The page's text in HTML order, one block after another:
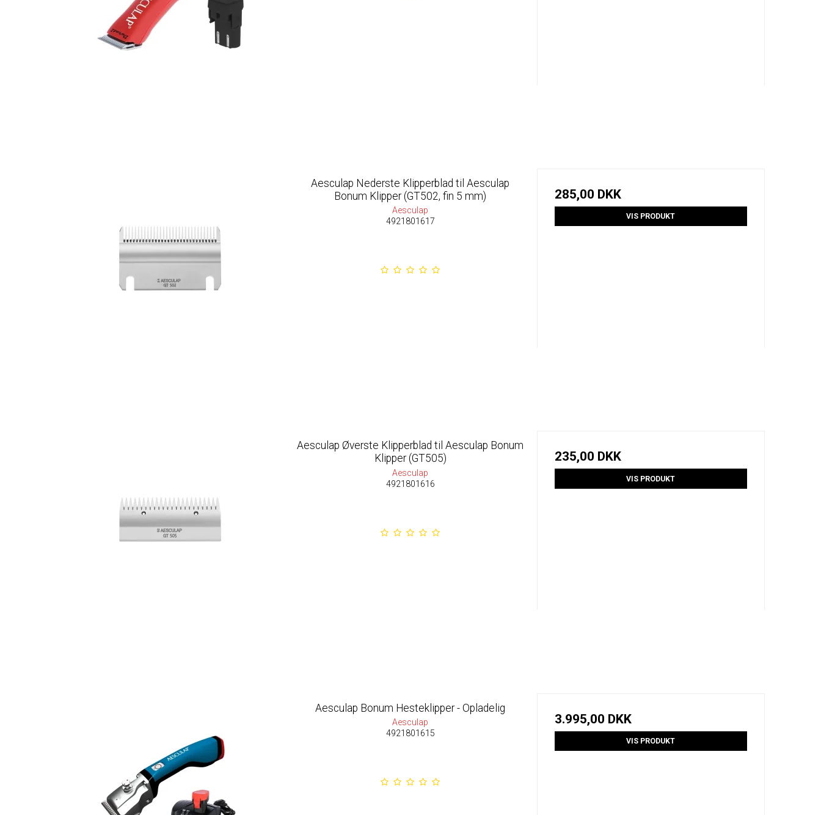
Aesculap Nederste Klipperblad til Aesculap
Bonum Klipper (GT502, fin 5 mm)
Aesculap
4921801617
285,00 DKK
VIS PRODUKT
Aesculap Øverste Klipperblad til Aesculap Bonum
Klipper (GT505)
Aesculap
4921801616
235,00 DKK
VIS PRODUKT
Aesculap Bonum Hesteklipper - Opladelig
Aesculap
4921801615
3.995,00 DKK
VIS PRODUKT